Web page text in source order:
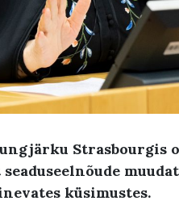
Strasbourgis
küsimustes.